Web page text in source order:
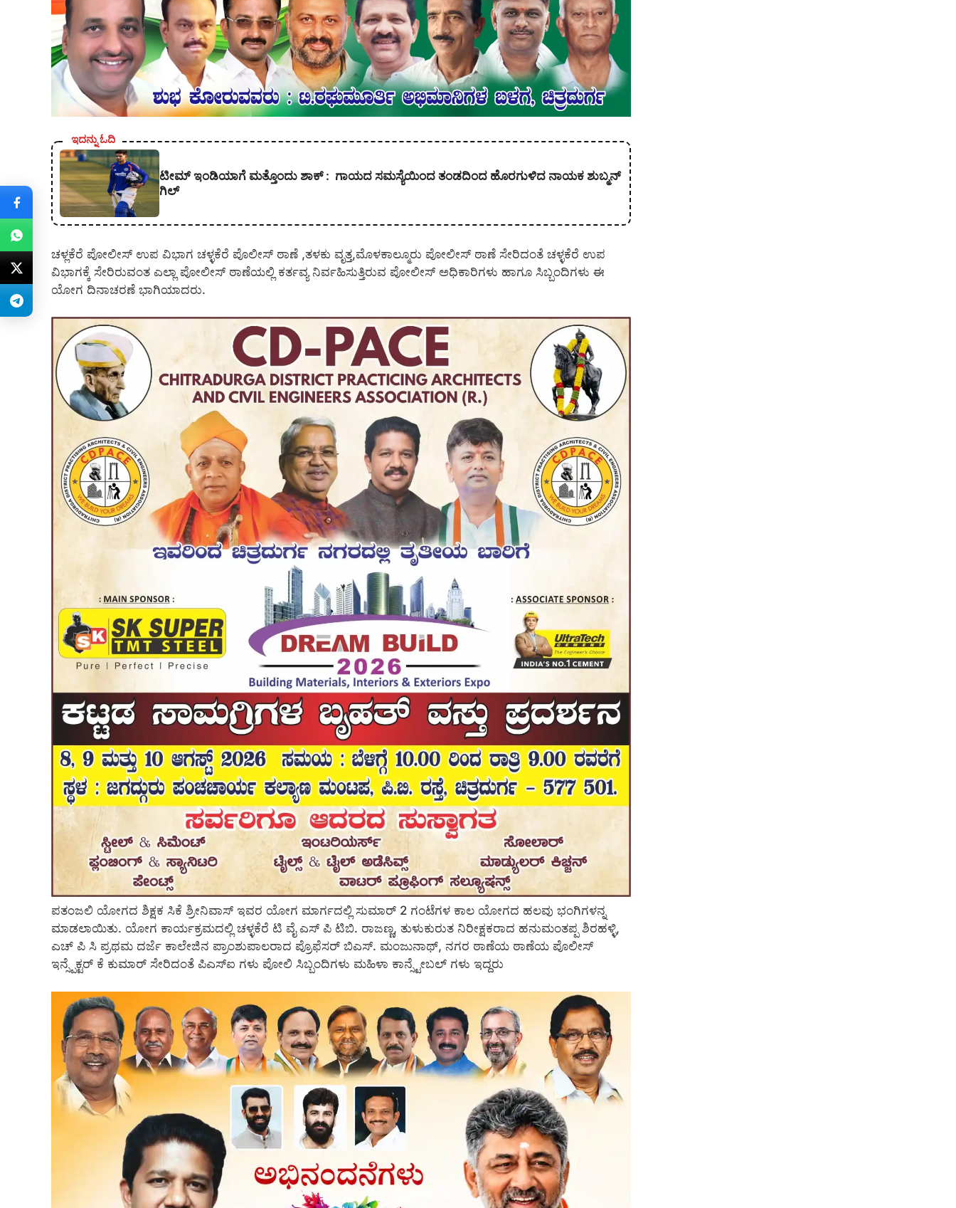
ಇದನ್ನು ಓದಿ
ಟೀಮ್ ಇಂಡಿಯಾಗೆ ಮತ್ತೊಂದು ಶಾಕ್ : ಗಾಯದ ಸಮಸ್ಯೆಯಿಂದ ತಂಡದಿಂದ ಹೊರಗುಳಿದ ನಾಯಕ ಶುಬ್ಮನ್
ಗಿಲ್
ಚಳ್ಲಕೆರೆ ಪೋಲೀಸ್ ಉಪ ವಿಭಾಗ ಚಳ್ಳಕೆರೆ ಪೊಲೀಸ್ ಠಾಣೆ ,ತಳಕು ವೃತ್ತ,ಮೊಳಕಾಲ್ಮೂರು ಪೋಲೀಸ್ ಠಾಣೆ ಸೇರಿದಂತೆ ಚಳ್ಳಕೆರೆ ಉಪ
ವಿಭಾಗಕ್ಕೆ ಸೇರಿರುವಂತ ಎಲ್ಲಾ ಪೋಲೀಸ್ ಠಾಣೆಯಲ್ಲಿ ಕರ್ತವ್ಯ ನಿರ್ವಹಿಸುತ್ತಿರುವ ಪೋಲೀಸ್ ಅಧಿಕಾರಿಗಳು ಹಾಗೂ ಸಿಬ್ಬಂದಿಗಳು ಈ
ಯೋಗ ದಿನಾಚರಣೆ ಭಾಗಿಯಾದರು.
ಪತಂಜಲಿ ಯೋಗದ ಶಿಕ್ಷಕ ಸಿಕೆ ಶ್ರೀನಿವಾಸ್ ಇವರ ಯೋಗ ಮಾರ್ಗದಲ್ಲಿ ಸುಮಾರ್ 2 ಗಂಟೆಗಳ ಕಾಲ ಯೋಗದ ಹಲವು ಭಂಗಿಗಳನ್ನ
ಮಾಡಲಾಯಿತು. ಯೋಗ ಕಾರ್ಯಕ್ರಮದಲ್ಲಿ ಚಳ್ಳಕೆರೆ ಟಿ ವೈ ಎಸ್ ಪಿ ಟಿಬಿ. ರಾಜಣ್ಣ, ತುಳುಕುರುತ ನಿರೀಕ್ಷಕರಾದ ಹನುಮಂತಪ್ಪ ಶಿರಹಳ್ಳಿ,
ಎಚ್ ಪಿ ಸಿ ಪ್ರಥಮ ದರ್ಜೆ ಕಾಲೇಜಿನ ಪ್ರಾಂಶುಪಾಲರಾದ ಪ್ರೊಫೆಸರ್ ಬಿಎಸ್. ಮಂಜುನಾಥ್, ನಗರ ಠಾಣೆಯ ಠಾಣೆಯ ಪೊಲೀಸ್
ಇನ್ಸ್ಪೆಕ್ಟರ್ ಕೆ ಕುಮಾರ್ ಸೇರಿದಂತೆ ಪಿಎಸ್ಐ ಗಳು ಪೋಲಿ ಸಿಬ್ಬಂದಿಗಳು ಮಹಿಳಾ ಕಾನ್ಸ್ಟೇಬಲ್ ಗಳು ಇದ್ದರು